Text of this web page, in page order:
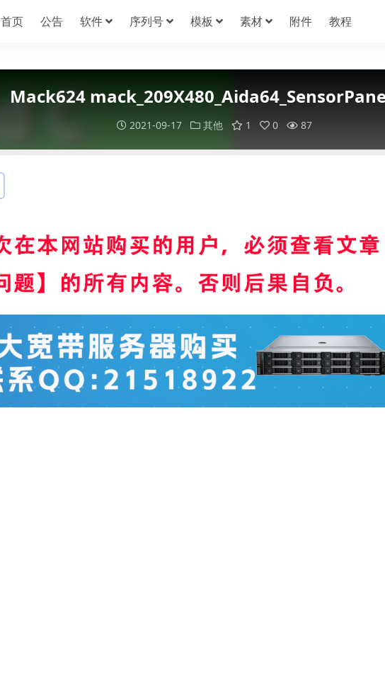
首页 公告 软件 序列号 模板 素材 附件 教程
Mack624
2021-09-17 其他 1 0 87